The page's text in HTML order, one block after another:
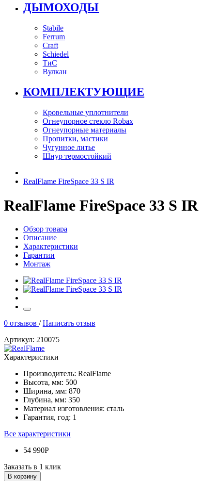
ДЫМОХОДЫ
Stabile
Ferrum
Craft
Schiedel
ТиС
Вулкан
КОМПЛЕКТУЮЩИЕ
Кровельные уплотнители
Огнеупорное стекло Robax
Огнеупорные материалы
Пропитки, мастики
Чугунное литье
Шнур термостойкий
RealFlame FireSpace 33 S IR
RealFlame FireSpace 33 S IR
Обзор товара
Описание
Характеристики
Гарантии
Монтаж
0 отзывов /Написать отзыв
Артикул: 210075
Характеристики
Производитель: RealFlame
Высота, мм: 500
Ширина, мм: 870
Глубина, мм: 350
Материал изготовления: сталь
Гарантия, год: 1
Все характеристики
54 990Р
Заказать в 1 клик
В корзину